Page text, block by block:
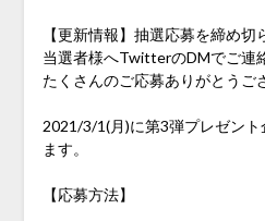
【更新情報】抽選応募を締め切
当選者様へTwitterのDMでご連
たくさんのご応募ありがとうご
2021/3/1(月)に第3弾プレゼン
ます。
【応募方法】